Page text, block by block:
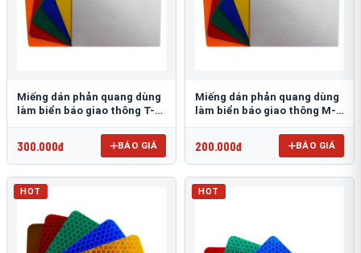
Miếng dán phản quang dùng
làm biển báo giao thông T-
300.000đ BÁO GIÁ
Miếng dán phản quang dùng
làm biển báo giao thông M-
200.000đ BÁO GIÁ
HOT HOT